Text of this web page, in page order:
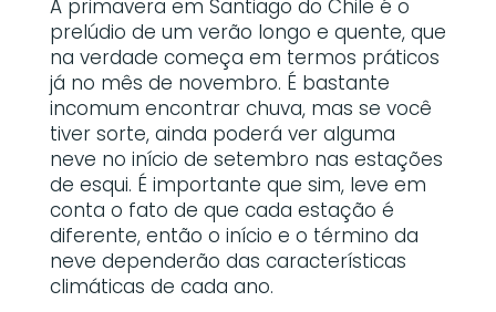
A primavera em Santiago do Chile é o
prelúdio de um verão longo e quente, que
na verdade começa em termos práticos
já no mês de novembro. É bastante
incomum encontrar chuva, mas se você
tiver sorte, ainda poderá ver alguma
neve no início de setembro nas estações
de esqui. É importante que sim, leve em
conta o fato de que cada estação é
diferente, então o início e o término da
neve dependerão das características
climáticas de cada ano.